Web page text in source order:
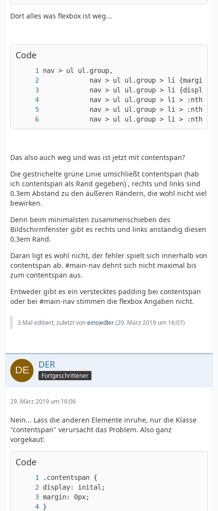
Dort alles was flexbox ist weg...
Code
nav > ul ul.group > li > :nth-
Das also auch weg und was ist jetzt mit contentspan?
Die gestrichelte grüne Linie umschließt contentspan (hab
ich contentspan als Rand gegeben) , rechts und links sind
0.3em Abstand zu den äußeren Rändern, die wohl nicht viel
bewirken.
Denn beim minimalsten zusammenschieben des
Bildschirmfenster gibt es rechts und links anständig diesen
0.3em Rand.
Daran ligt es wohl nicht, der fehler spielt sich innerhalb von
contentspan ab. #main-nav dehnt sich nicht maximal bis
zum contentspan aus.
Entweder gibt es ein verstecktes padding bei contentspan
oder bei #main-nav stimmen die flexbox Angaben nicht.
3 Mal editiert, zuletzt voneinsiedler(29. März 2019 um 16:07)
DER
Fortgeschrittener
29. März 2019 um 16:06
Nein... Lass die anderen Elemente inruhe, nur die Klasse
"contentspan" verursacht das Problem. Also ganz
vorgekaut:
Code
}